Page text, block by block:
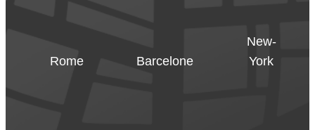
Rome Barcelone
New-
York